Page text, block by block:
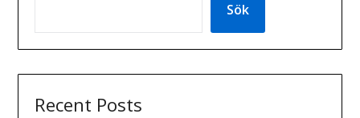
Sök
Recent Posts